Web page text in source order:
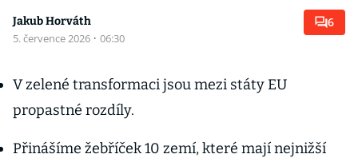
Jakub Horváth
5. července 2026 · 06:30
6
V zelené transformaci jsou mezi státy EU
propastné rozdíly.
Přinášíme žebříček 10 zemí, které mají nejnižší